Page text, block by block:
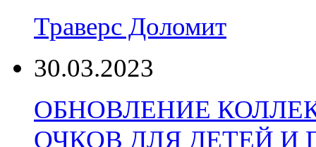
Траверс Доломит
30.03.2023
ОБНОВЛЕНИЕ
ОЧКОВ ДЛЯ ДЕТЕЙ И